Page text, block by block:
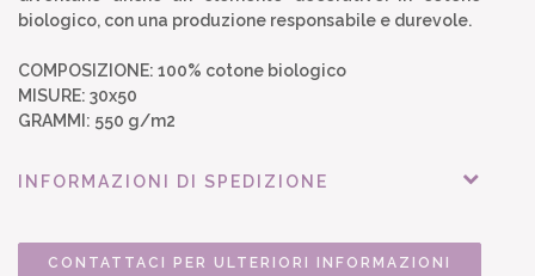
biologico, con una produzione responsabile e durevole.
COMPOSIZIONE: 100% cotone biologico
MISURE: 30x50
GRAMMI: 550 g/m2
INFORMAZIONI DI SPEDIZIONE
CONTATTACI PER ULTERIORI INFORMAZIONI